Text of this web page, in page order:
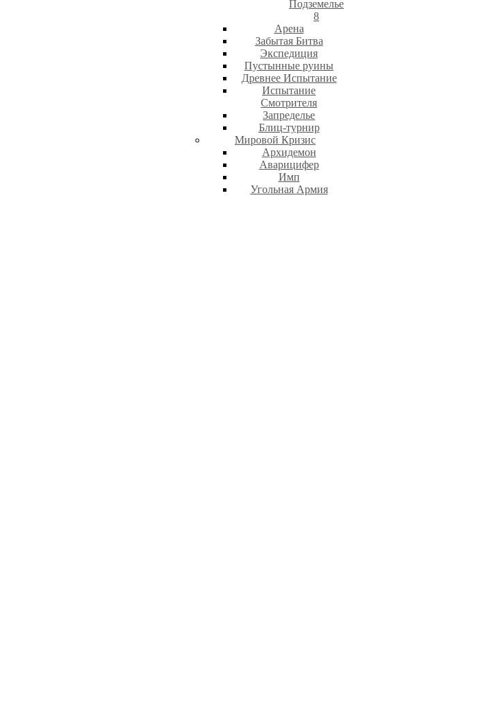
Подземелье
8
Арена
Забытая Битва
Экспедиция
Пустынные руины
Древнее Испытание
Испытание
Смотрителя
Запределье
Блиц-турнир
Мировой Кризис
Архидемон
Аварицифер
Имп
Угольная Армия